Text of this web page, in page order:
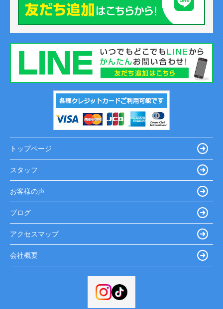
トップページ
スタッフ
お客様の声
ブログ
アクセスマップ
会社概要